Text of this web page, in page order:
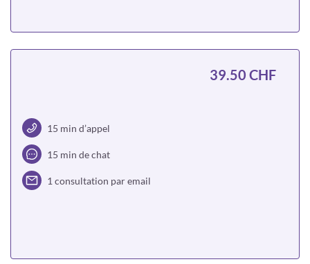
15 min d’appel
15 min de chat
1 consultation par email
39.50 CHF